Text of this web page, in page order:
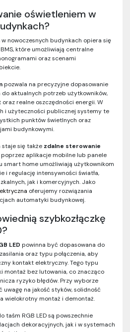
oświetleniem w
w nowoczesnych budynkach opiera się
które umożliwiają centralne
oraz scenami
pozwala na precyzyjne dopasowanie
aktualnych potrzeb użytkowników,
oraz realne oszczędności energii. W
i użyteczności publicznej systemy te
punktów świetlnych oraz
budynkowymi.
się także zdalne sterowanie
poprzez aplikacje mobilne lub panele
smart home umożliwiają użytkownikom
i regulację intensywności światła,
jak i komercyjnych. Jako
oferujemy rozwiązania
automatyki budynkowej.
szybkozłączkę
LED powinna być dopasowana do
oraz typu połączenia, aby
kontakt elektryczny. Tego typu
montaż bez lutowania, co znacząco
ryzyko błędów. Przy wyborze
uwagę na jakość styków, solidność
wielokrotny montaż i demontaż.
taśm RGB LED są powszechnie
dekoracyjnych, jak i w systemach